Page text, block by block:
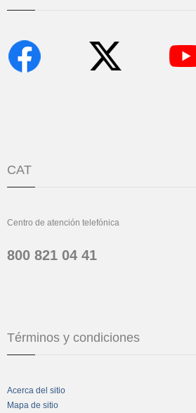
CAT
Centro de atención telefónica
800 821 04 41
Términos y condiciones
Acerca del sitio
Mapa de sitio